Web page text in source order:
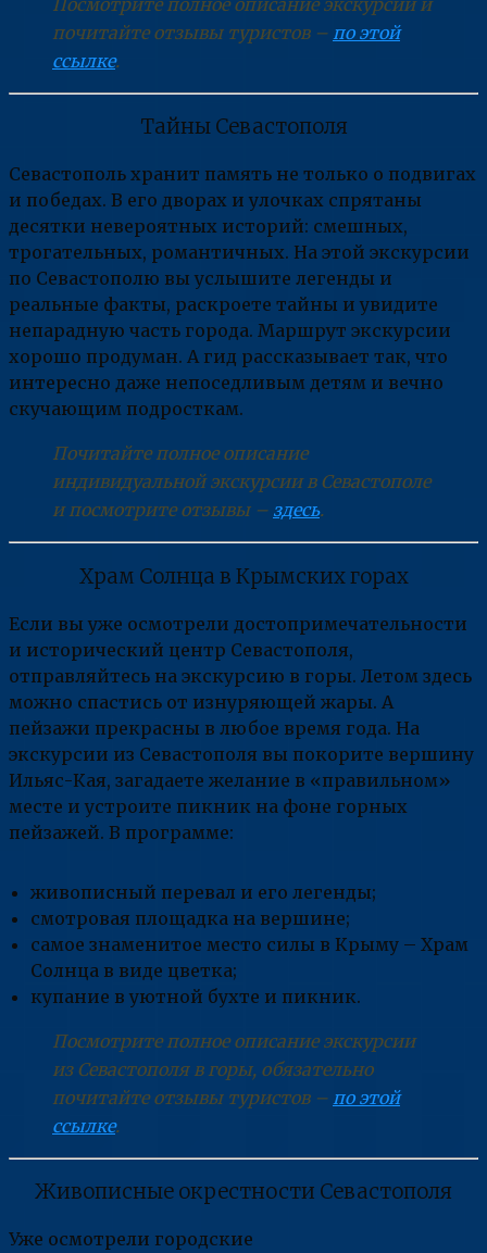
почитайте отзывы туристов – по этой
ссылке.
Тайны Севастополя
Севастополь хранит память не только о подвигах
и победах. В его дворах и улочках спрятаны
десятки невероятных историй: смешных,
трогательных, романтичных. На этой экскурсии
по Севастополю вы услышите легенды и
реальные факты, раскроете тайны и увидите
непарадную часть города. Маршрут экскурсии
хорошо продуман. А гид рассказывает так, что
интересно даже непоседливым детям и вечно
скучающим подросткам.
Почитайте полное описание
индивидуальной экскурсии в Севастополе
и посмотрите отзывы – здесь.
Храм Солнца в Крымских горах
Если вы уже осмотрели достопримечательности
и исторический центр Севастополя,
отправляйтесь на экскурсию в горы. Летом здесь
можно спастись от изнуряющей жары. А
пейзажи прекрасны в любое время года. На
экскурсии из Севастополя вы покорите вершину
Ильяс-Кая, загадаете желание в «правильном»
месте и устроите пикник на фоне горных
пейзажей. В программе:
живописный перевал и его легенды;
смотровая площадка на вершине;
самое знаменитое место силы в Крыму – Храм
Солнца в виде цветка;
купание в уютной бухте и пикник.
Посмотрите полное описание экскурсии
из Севастополя в горы, обязательно
почитайте отзывы туристов – по этой
ссылке.
Живописные окрестности Севастополя
Уже осмотрели городские